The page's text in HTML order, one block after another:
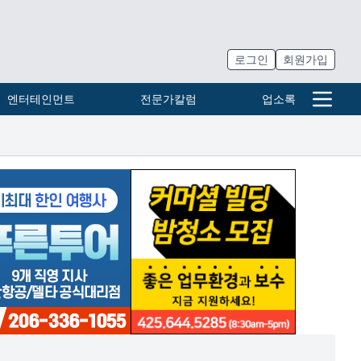
로그인 회원가입
엔터테인먼트 전문가칼럼 업소록